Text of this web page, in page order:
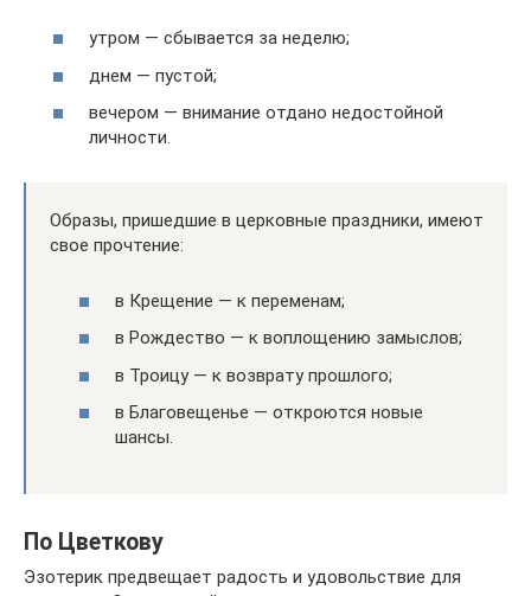
утром — сбывается за неделю;
днем — пустой;
вечером — внимание отдано недостойной
личности.
Образы, пришедшие в церковные праздники, имеют
свое прочтение:
в Крещение — к переменам;
в Рождество — к воплощению замыслов;
в Троицу — к возврату прошлого;
в Благовещенье — откроются новые
шансы.
По Цветкову
Эзотерик предвещает радость и удовольствие для